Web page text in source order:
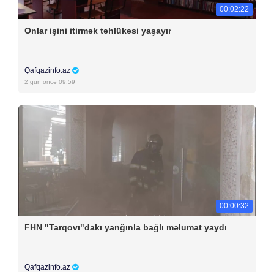
00:02:22
Onlar işini itirmək təhlükəsi yaşayır
Qafqazinfo.az
2 gün öncə 09:59
00:00:32
FHN "Tarqovı"dakı yanğınla bağlı məlumat yaydı
Qafqazinfo.az